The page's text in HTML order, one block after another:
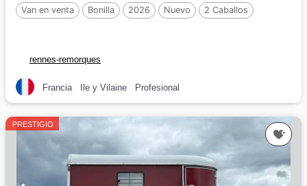
Van en venta Bonilla 2026 Nuevo 2 Caballos
rennes-remorques
Francia Ile y Vilaine Profesional
PRESTIGIO